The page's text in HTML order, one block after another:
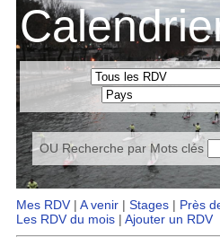
OU Recherche par Mots clés
Mes RDV| A venir| Stages| Près
Les RDV du mois| Ajouter un RDV